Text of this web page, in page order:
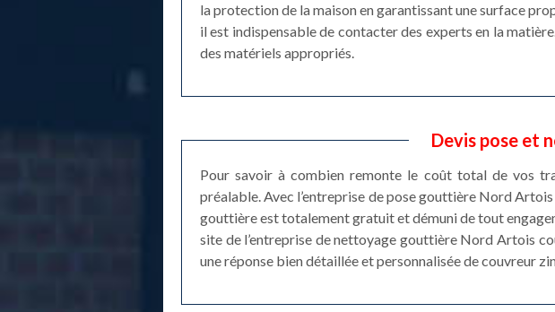
la protection de la maison en garantissant une surface
il est indispensable de contacter des experts en la
des matériels appropriés.
Devis pose et
Pour savoir à combien remonte le coût total de vos
préalable. Avec l’entreprise de pose gouttière Nord
gouttière est totalement gratuit et démuni de tout
site de l’entreprise de nettoyage gouttière Nord Artois
une réponse bien détaillée et personnalisée de couvreur